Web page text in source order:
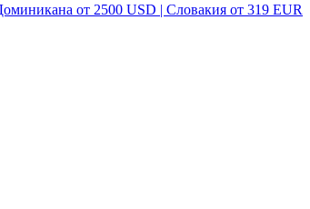
от 2500 USD | Словакия от 319 EUR